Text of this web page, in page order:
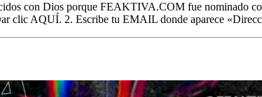
con Dios porque FEAKTIVA.COM fue nominado
clic AQUÍ. 2. Escribe tu EMAIL donde aparece